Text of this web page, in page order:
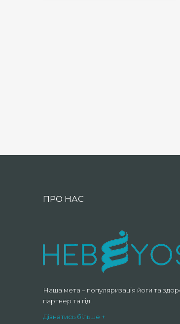
ПРО НАС
Наша мета – популяризація йоги та
партнер та гід!
Дізнатись більше +